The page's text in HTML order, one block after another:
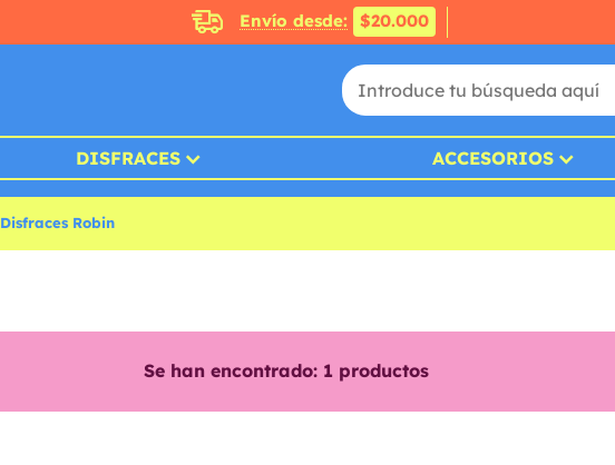
Envío desde: $20.000
DISFRACES ACCESORIOS
Disfraces Robin
Se han encontrado: 1 productos